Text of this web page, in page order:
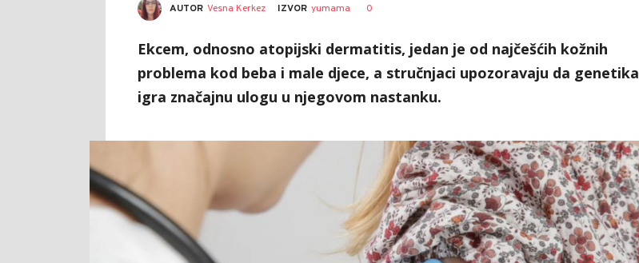
AUTOR Vesna Kerkez IZVOR yumama 0
Ekcem, odnosno atopijski dermatitis, jedan je od najčešćih kožnih
problema kod beba i male djece, a stručnjaci upozoravaju da genetika
igra značajnu ulogu u njegovom nastanku.